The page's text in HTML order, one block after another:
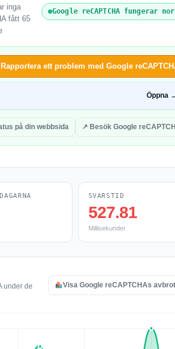
inga
fått 65
Google reCAPTCHA fungerar
Rapportera ett problem med Google
Öppna
på din webbsida ↗ Besök Google
SVARSTID
527.81
Millisekunder
under de
Visa Google reCAPTCHAs